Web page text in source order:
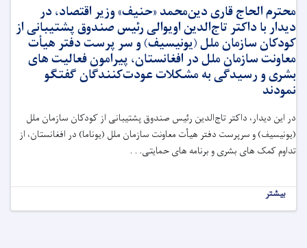
محترم الحاج قاری دین‌محمد «حنیف» وزیر اقتصاد، در
دیدار با داکتر تاج‌الدین اویوالی رئیس صندوق پشتیبانی از
کودکان سازمان ملل (یونیسیف) و سر پرست دفتر هیأت
معاونت سازمان ملل در افغانستان، پیرامون فعالیت های
بشری و رسیدگی به مشکلات عودت‌کنندگان گفتگو
نمودند
در این دیدار، داکتر تاج‌الدین رئیس صندوق پشتیبانی از کودکان سازمان ملل
(یونیسیف) و سرپرست دفتر هیأت معاونت سازمان ملل (یوناما) در افغانستان، از
تداوم کمک های بشری و برنامه های حمایتی. . .
بیشتر